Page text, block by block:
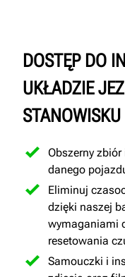
DOSTĘP DO
UKŁADZIE
STANOWISKU
Obszerny
danego
Eliminuj
dzięki naszej
wymaganiami
resetowania
Samouczki i